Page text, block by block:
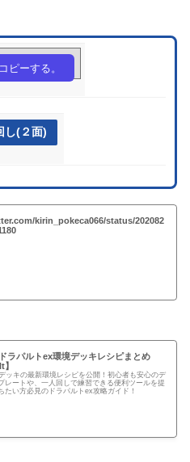
iHnnnn
ピーする。
し(２面)
kirin_pokeca066/status/202082
ドラパルトex環境デッキレシピまとめ
ッキの最新環境レシピを公開！初心者も安心のデ
レートや、一人回しで練習できる便利ツールを提
たい方必見のドラパルトex攻略ガイド！